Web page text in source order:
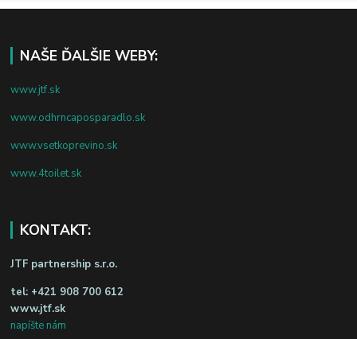
NAŠE ĎALŠIE WEBY:
www.jtf.sk
www.odhrncaposparadlo.sk
www.vsetkoprevino.sk
www.4toilet.sk
KONTAKT:
JTF partnership s.r.o.
tel: +421 908 700 612
www.jtf.sk
napíšte nám